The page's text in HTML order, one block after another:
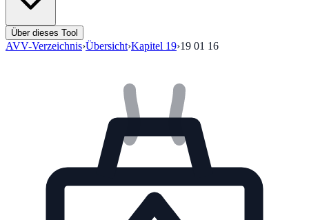
Über dieses Tool
AVV-Verzeichnis›Übersicht›Kapitel 19›19 01 16